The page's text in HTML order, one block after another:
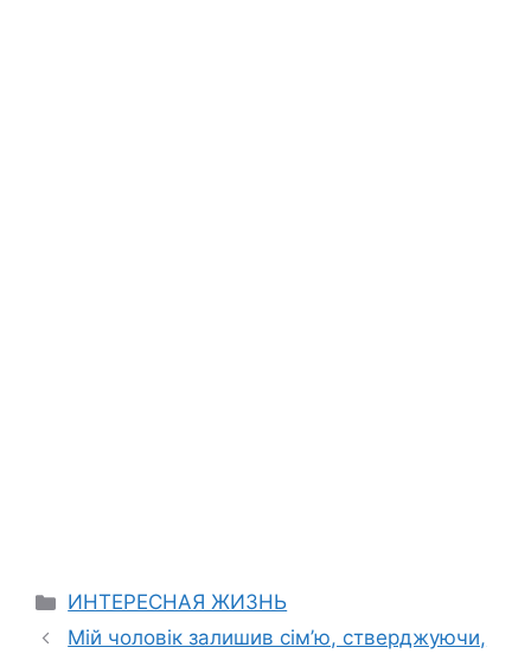
Categories
ИНТЕРЕСНАЯ ЖИЗНЬ
Мій чоловік залишив сім’ю, стверджуючи,